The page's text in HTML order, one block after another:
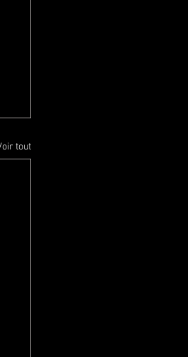
tout